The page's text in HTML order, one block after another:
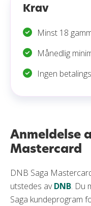
Krav
Minst 18
Månedlig
Ingen
Anmeldelse
Mastercard
DNB Saga
utstedes avDNB. Du
Saga kundeprogram